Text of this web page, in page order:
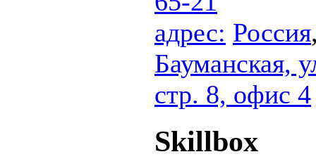
адрес: Россия
Бауманская,
стр. 8, офис 4
Skillbox